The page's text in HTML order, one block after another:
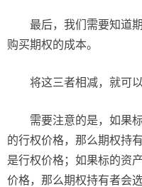
最后，我们需要知道
购买期权的成本。
将这三者相减，就可
需要注意的是，如果
的行权价格，那么期权持
是行权价格；如果标的资
价格，那么期权持有者会